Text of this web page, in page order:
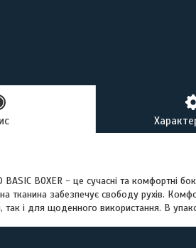
BASIC BOXER - це сучасні та комфортні
тканина забезпечує свободу рухів.
так і для щоденного використання. В